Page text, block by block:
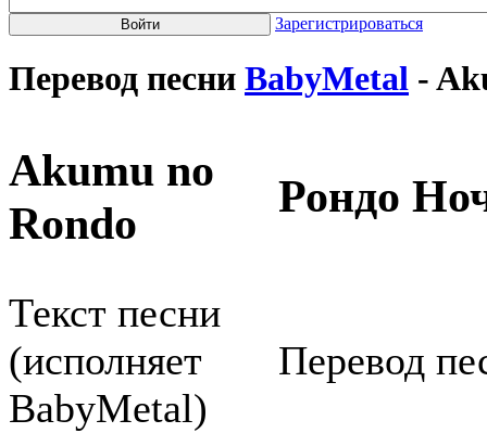
Зарегистрироваться
Перевод песни BabyMetal -
Akumu no
Rondo
Рондо
Текст песни
(исполняет
BabyMetal)
Перевод